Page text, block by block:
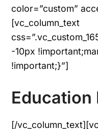
color=”custom”
[vc_column_text
-10px
!important;}”]
Education
[/